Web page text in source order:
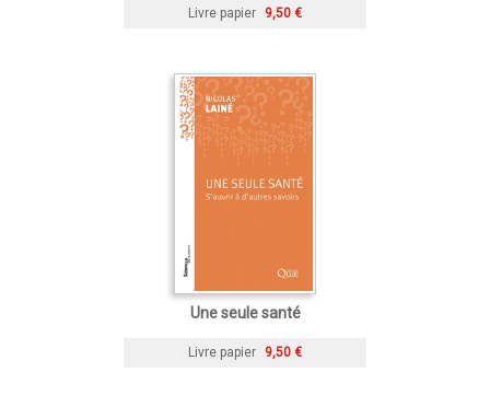
Livre papier 9,50 €
Une seule santé
Livre papier 9,50 €